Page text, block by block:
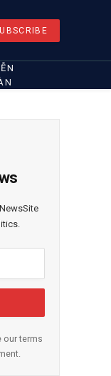
our terms